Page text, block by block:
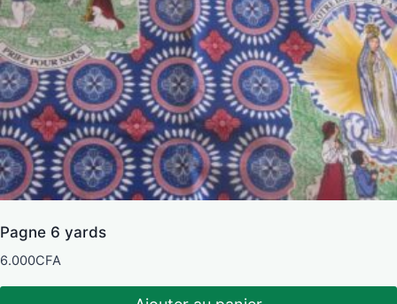
Pagne 6 yards
6.000CFA